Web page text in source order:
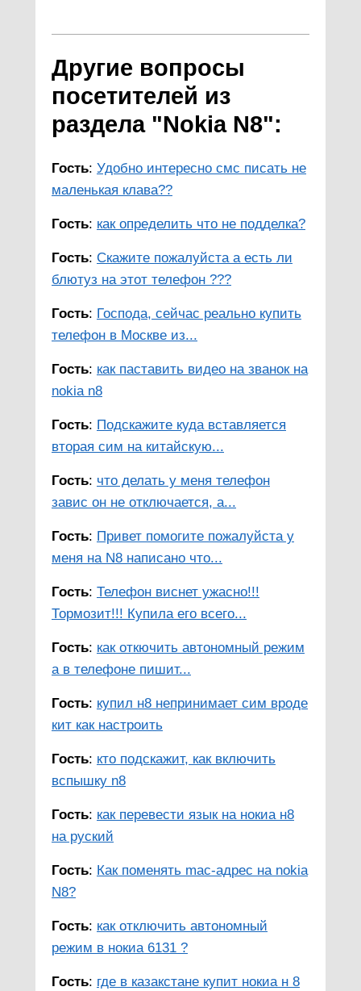
Другие вопросы
посетителей из
раздела "Nokia N8":
Гость: Удобно интересно смс писать не
маленькая клава??
Гость: как определить что не подделка?
Гость: Скажите пожалуйста а есть ли
блютуз на этот телефон ???
Гость: Господа, сейчас реально купить
телефон в Москве из...
Гость: как паставить видео на званок на
nokia n8
Гость: Подскажите куда вставляется
вторая сим на китайскую...
Гость: что делать у меня телефон
завис он не отключается, а...
Гость: Привет помогите пожалуйста у
меня на N8 написано что...
Гость: Телефон виснет ужасно!!!
Тормозит!!! Купила его всего...
Гость: как откючить автономный режим
а в телефоне пишит...
Гость: купил н8 непринимает сим вроде
кит как настроить
Гость: кто подскажит, как включить
вспышку n8
Гость: как перевести язык на нокиа н8
на руский
Гость: Как поменять mac-адрес на nokia
N8?
Гость: как отключить автономный
режим в нокиа 6131 ?
Гость: где в казакстане купит нокиа н 8